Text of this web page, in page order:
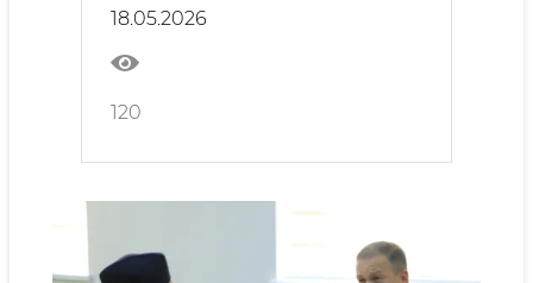
18.05.2026
120